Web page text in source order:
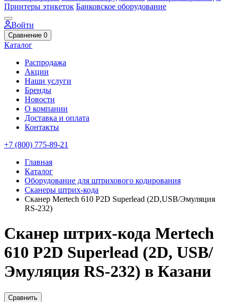
Принтеры этикеток Банковское оборудование
Войти
Сравнение 0
Каталог
Распродажа
Акции
Наши услуги
Бренды
Новости
О компании
Доставка и оплата
Контакты
+7 (800) 775-89-21
Главная
Каталог
Оборудование для штрихового кодирования
Сканеры штрих-кода
Сканер Mertech 610 P2D Superlead (2D,USB/Эмуляция
RS-232)
Сканер штрих-кода Mertech
610 P2D Superlead (2D, USB/
Эмуляция RS-232) в Казани
Сравнить